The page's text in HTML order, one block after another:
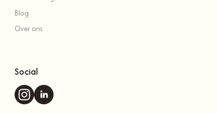
Blog
Over ons
Social